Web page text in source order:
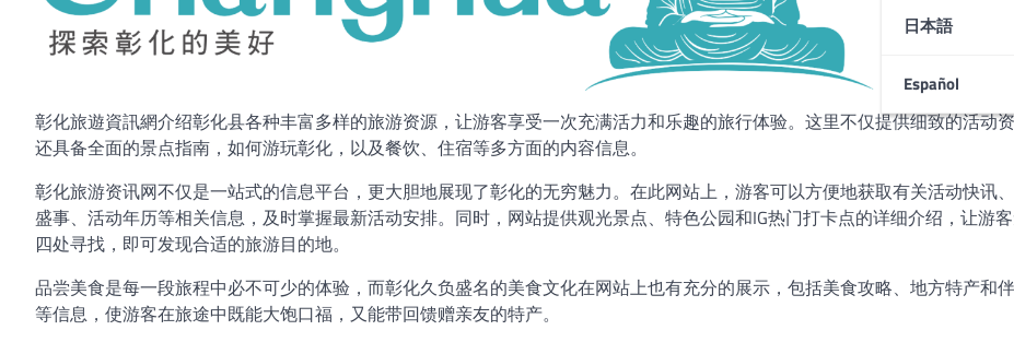
日本語
Español
彰化旅遊資訊網介绍彰化县各种丰富多样的旅游资源，让游客享受一次充满活力和乐趣的旅行体验。这里不仅提供细致的活动
还具备全面的景点指南，如何游玩彰化，以及餐饮、住宿等多方面的内容信息。
彰化旅游资讯网不仅是一站式的信息平台，更大胆地展现了彰化的无穷魅力。在此网站上，游客可以方便地获取有关活动快讯
盛事、活动年历等相关信息，及时掌握最新活动安排。同时，网站提供观光景点、特色公园和IG热门打卡点的详细介绍，让游
四处寻找，即可发现合适的旅游目的地。
品尝美食是每一段旅程中必不可少的体验，而彰化久负盛名的美食文化在网站上也有充分的展示，包括美食攻略、地方特产和
等信息，使游客在旅途中既能大饱口福，又能带回馈赠亲友的特产。